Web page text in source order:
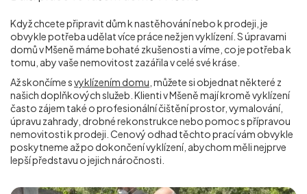
Když chcete připravit dům k nastěhování nebo k prodeji, je
obvykle potřeba udělat více práce než jen vyklízení. S úpravami
domů v Mšeně máme bohaté zkušenosti a víme, co je potřeba k
tomu, aby vaše nemovitost zazářila v celé své kráse.
Až skončíme svyklízením domu , můžete si objednat některé z
našich doplňkových služeb. Klienti v Mšeně mají kromě vyklízení
často zájem také o profesionální čištění prostor, vymalování,
úpravu zahrady, drobné rekonstrukce nebo pomoc s přípravou
nemovitosti k prodeji. Cenový odhad těchto prací vám obvykle
poskytneme až po dokončení vyklízení, abychom měli nejprve
lepší představu o jejich náročnosti.